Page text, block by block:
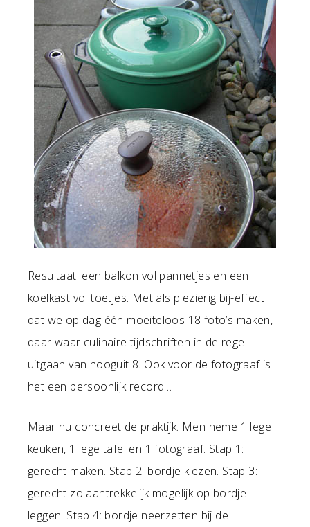
Resultaat: een balkon vol pannetjes en een
koelkast vol toetjes. Met als plezierig bij-effect
dat we op dag één moeiteloos 18 foto’s maken,
daar waar culinaire tijdschriften in de regel
uitgaan van hooguit 8. Ook voor de fotograaf is
het een persoonlijk record…
Maar nu concreet de praktijk. Men neme 1 lege
keuken, 1 lege tafel en 1 fotograaf. Stap 1:
gerecht maken. Stap 2: bordje kiezen. Stap 3:
gerecht zo aantrekkelijk mogelijk op bordje
leggen. Stap 4: bordje neerzetten bij de